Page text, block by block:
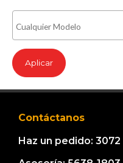
Aplicar
Contáctanos
Haz un pedido: 3072